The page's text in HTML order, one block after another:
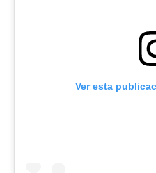
Ver esta